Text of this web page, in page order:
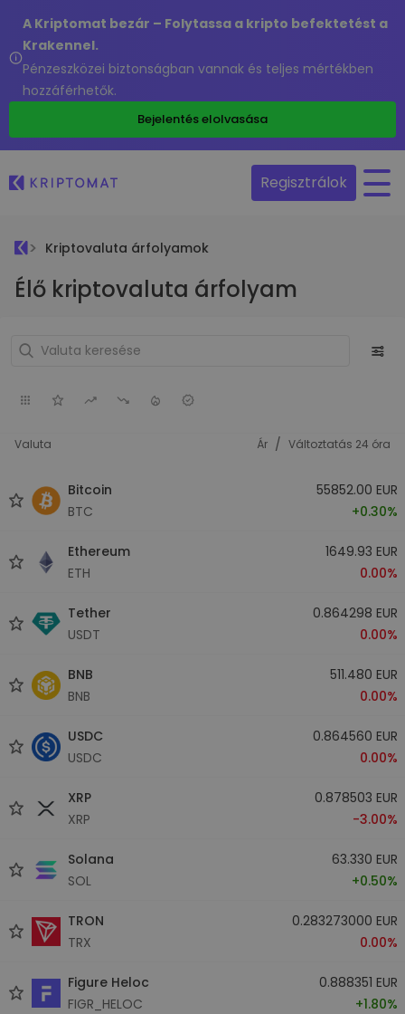
A Kriptomat bezár – Folytassa a kripto befektetést a
Krakennel.
Pénzeszközei biztonságban vannak és teljes mértékben
hozzáférhetők.
Bejelentés elolvasása
Regisztrálok
Kriptovaluta árfolyamok
Élő kriptovaluta árfolyam
Valuta Ár / Változtatás 24 óra
Bitcoin
BTC
55852.00 EUR
+0.30%
Ethereum
ETH
1649.93 EUR
0.00%
Tether
USDT
0.864298 EUR
0.00%
BNB
BNB
511.480 EUR
0.00%
USDC
USDC
0.864560 EUR
0.00%
XRP
XRP
0.878503 EUR
-3.00%
Solana
SOL
63.330 EUR
+0.50%
TRON
TRX
0.283273000 EUR
0.00%
Figure Heloc
FIGR_HELOC
0.888351 EUR
+1.80%